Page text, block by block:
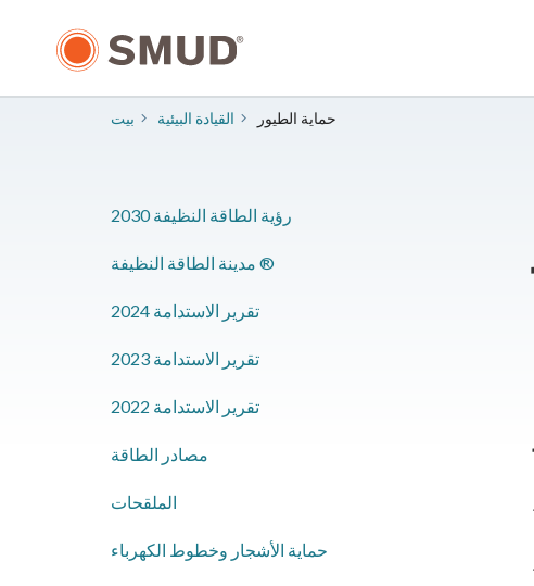
المحتوى
بيت ​القيادة البيئية حماية الطيور
2030 رؤية الطاقة النظيفة
مدينة الطاقة النظيفة ®
2024 تقرير الاستدامة
2023 تقرير الاستدامة
2022 تقرير الاستدامة
​مصادر الطاقة
الملقحات
حماية الأشجار وخطوط الكهرباء